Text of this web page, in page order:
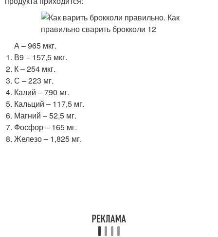
А – 965 мкг.
В9 – 157,5 мкг.
К – 254 мкг.
С – 223 мг.
Калий – 790 мг.
Кальций – 117,5 мг.
Магний – 52,5 мг.
Фосфор – 165 мг.
Железо – 1,825 мг.